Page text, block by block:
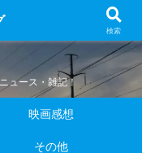
ュース・雑記！
映画感想
その他
検索